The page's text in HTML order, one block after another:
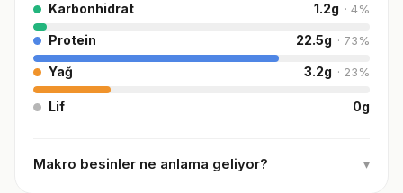
Karbonhidrat 1.2g · 4%
Protein 22.5g · 73%
Yağ 3.2g · 23%
Lif 0g
Makro besinler ne anlama geliyor? ▾